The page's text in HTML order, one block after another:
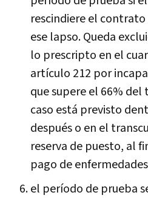
rescindiere el
ese lapso. Queda
lo prescripto en el
artículo 212 por
que supere el 66%
caso está previsto
después o en el
reserva de puesto, al
pago de
el período de prueba